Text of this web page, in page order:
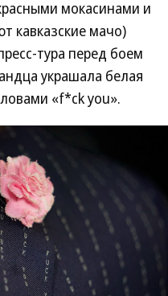
мокасинами и
кавказские мачо)
тура перед боем
украшала белая
«f*ck you».